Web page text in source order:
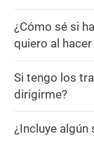
¿Cómo sé si
quiero al
Si tengo los
dirigirme?
¿Incluye algún